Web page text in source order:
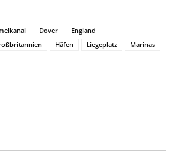
Dover
England
Häfen Liegeplatz
Marinas